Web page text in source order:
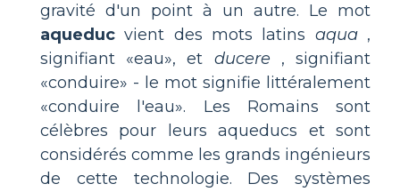
gravité d'un point à un autre. Le mot
aqueduc vient des mots latins aqua,
signifiant «eau», et ducere , signifiant
«conduire» - le mot signifie littéralement
«conduire l'eau». Les Romains sont
célèbres pour leurs aqueducs et sont
considérés comme les grands ingénieurs
de cette technologie. Des systèmes